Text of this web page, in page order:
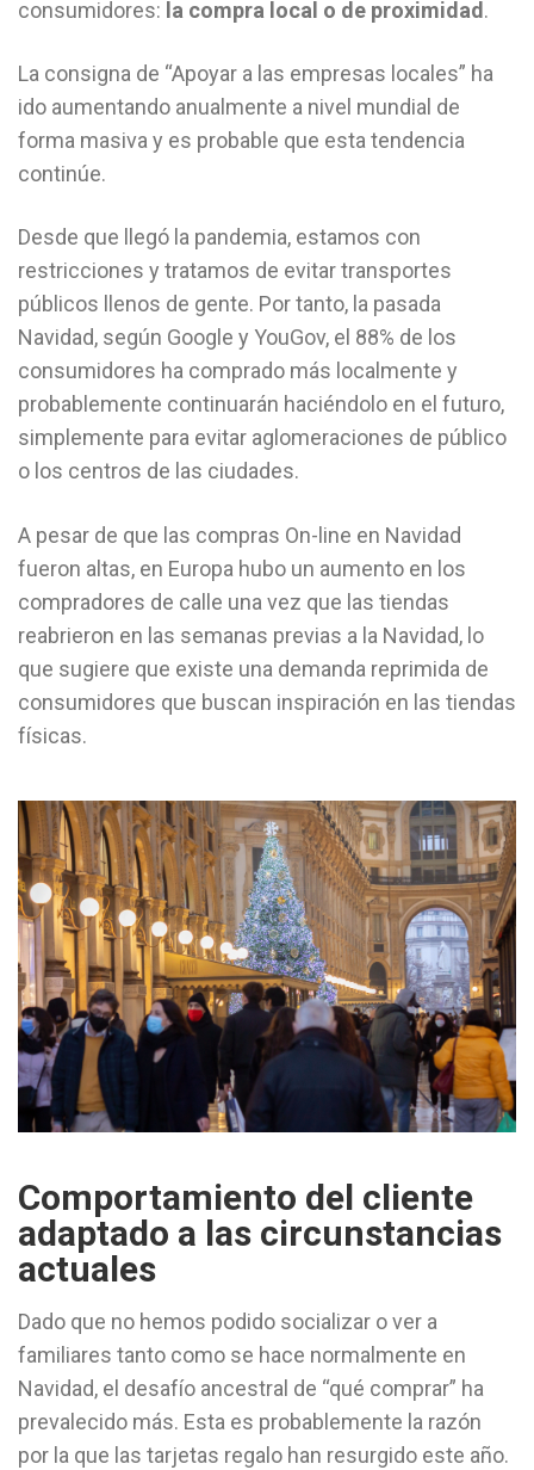
consumidores: la compra local o de proximidad .
La consigna de “Apoyar a las empresas locales” ha
ido aumentando anualmente a nivel mundial de
forma masiva y es probable que esta tendencia
continúe.
Desde que llegó la pandemia, estamos con
restricciones y tratamos de evitar transportes
públicos llenos de gente. Por tanto, la pasada
Navidad, según Google y YouGov, el 88% de los
consumidores ha comprado más localmente y
probablemente continuarán haciéndolo en el futuro,
simplemente para evitar aglomeraciones de público
o los centros de las ciudades.
A pesar de que las compras On-line en Navidad
fueron altas, en Europa hubo un aumento en los
compradores de calle una vez que las tiendas
reabrieron en las semanas previas a la Navidad, lo
que sugiere que existe una demanda reprimida de
consumidores que buscan inspiración en las tiendas
físicas.
Comportamiento del cliente
adaptado a las circunstancias
actuales
Dado que no hemos podido socializar o ver a
familiares tanto como se hace normalmente en
Navidad, el desafío ancestral de “qué comprar” ha
prevalecido más. Esta es probablemente la razón
por la que las tarjetas regalo han resurgido este año.